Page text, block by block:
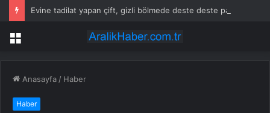
Menü
Anasayfa / Haber
Haber